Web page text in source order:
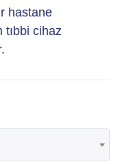
hastane
cihaz